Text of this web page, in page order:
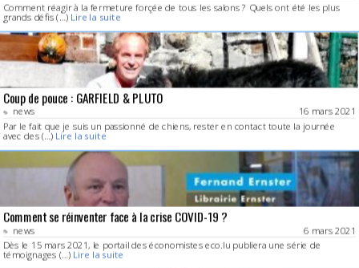
Comment réagir à la fermeture forçée de tous les salons ? Quels ont été les plus
grands défis (…) Lire la suite
Coup de pouce : GARFIELD & PLUTO
news
16 mars 2021
Par le fait que je suis un passionné de chiens, rester en contact toute la journée
avec des (…) Lire la suite
Comment se réinventer face à la crise COVID-19 ?
news
6 mars 2021
Dès le 15 mars 2021, le portail des économistes eco.lu publiera une série de
témoignages (…) Lire la suite